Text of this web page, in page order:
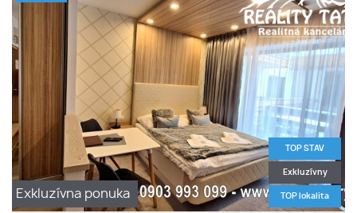
Exkluzívna ponuka
TOP STAV
Exkluzívny
TOP lokalita